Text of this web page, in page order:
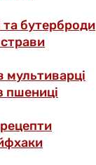
та бутерброди
мультиварці
пшениці